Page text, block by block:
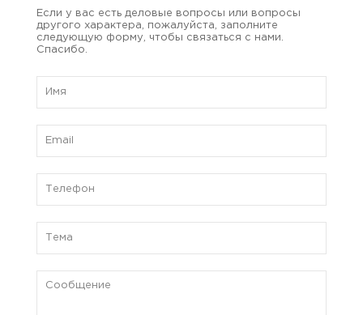
Если у вас есть деловые вопросы или вопросы
другого характера, пожалуйста, заполните
следующую форму, чтобы связаться с нами.
Спасибо.